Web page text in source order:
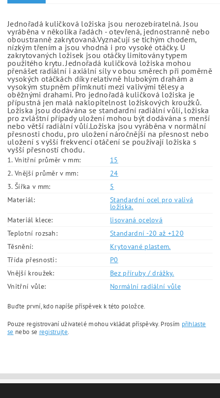
Jednořadá kuličková ložiska jsou nerozebíratelná. Jsou
vyráběna v několika řadách - otevřená, jednostranně nebo
oboustranně zakrytovaná.Vyznačují se tichým chodem,
nízkým třením a jsou vhodná i pro vysoké otáčky. U
zakrytovaných ložisek jsou otáčky limitovány typem
použitého krytu. Jednořadá kuličková ložiska mohou
přenášet radiální i axiální síly v obou směrech při poměrně
vysokých otáčkách díky relativně hlubokým drahám a
vysokým stupněm přimknutí mezi valivými tělesy a
oběžnými drahami. Pro jednořadá kuličková ložiska je
přípustná jen malá naklopitelnost ložiskových kroužků.
Ložiska jsou dodávána se standardní radiální vůlí, ložiska
pro zvláštní případy uložení mohou být dodávána s menší
nebo větší radiální vůlí.Ložiska jsou vyráběna v normální
přesnosti chodu, pro uložení náročnější na přesnost nebo
uložení s vyšší frekvencí otáčení se používají ložiska s
vyšší přesností chodu.
1. Vnitřní průměr v mm:
15
2. Vnější průměr v mm:
24
3. Šířka v mm:
5
Materiál:
Standardní ocel pro valivá
ložiska.
Materiál klece:
lisovaná ocelová
Teplotní rozsah:
Standardní -20 až +120
Těsnění:
Krytované plastem.
Třída přesnosti:
P0
Vnější kroužek:
Bez příruby / drážky.
Vnitřní vůle:
Normální radiální vůle
Buďte první, kdo napíše příspěvek k této položce.
Pouze registrovaní uživatelé mohou vkládat příspěvky. Prosím přihlaste
se nebo se registrujte.